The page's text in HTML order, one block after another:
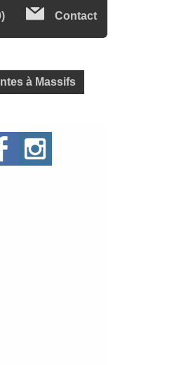
Contact
à Massifs